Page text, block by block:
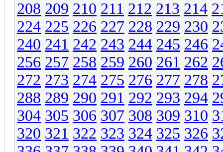
208 209 210 211 212 213 214
224 225 226 227 228 229 230
240 241 242 243 244 245 246
256 257 258 259 260 261 262
272 273 274 275 276 277 278
288 289 290 291 292 293 294
304 305 306 307 308 309 310
320 321 322 323 324 325 326